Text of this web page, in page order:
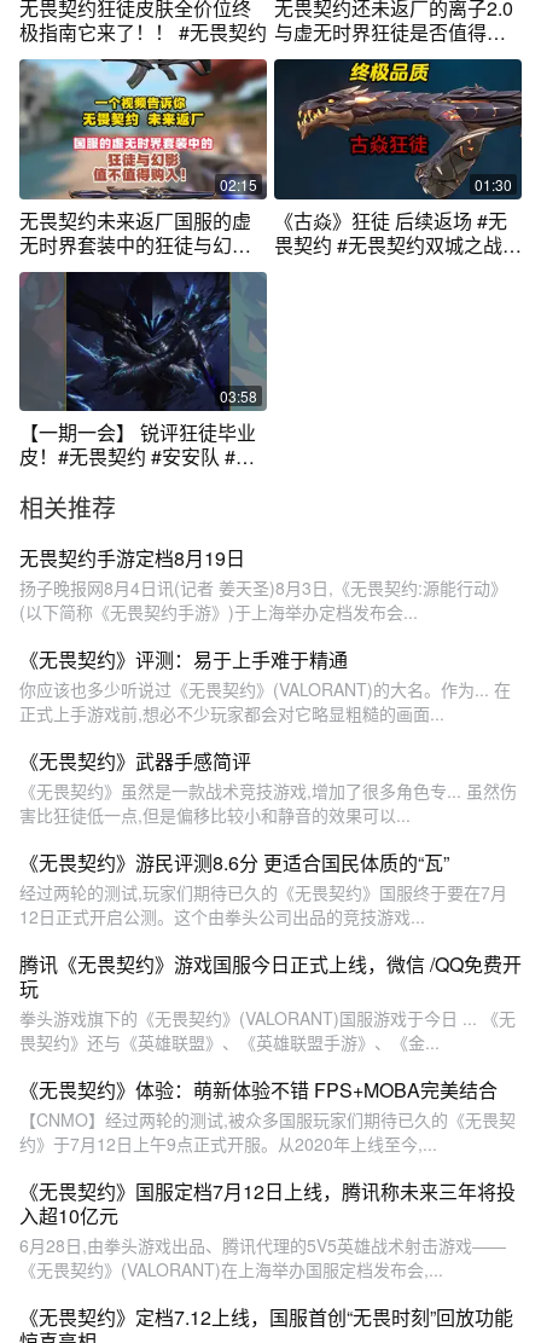
无畏契约狂徒皮肤全价位终
极指南它来了！！ #无畏契约
无畏契约还未返厂的离子2.0
与虚无时界狂徒是否值得购
入呢？
02:15
无畏契约未来返厂国服的虚
无时界套装中的狂徒与幻象
有什么魅力呢
01:30
《古焱》狂徒 后续返场 #无
畏契约 #无畏契约双城之战联
03:58
【一期一会】 锐评狂徒毕业
皮！#无畏契约 #安安队 #教
相关推荐
无畏契约手游定档8月19日
扬子晚报网8月4日讯(记者 姜天圣)8月3日,《无畏契约:源能行动》
(以下简称《无畏契约手游》)于上海举办定档发布会...
《无畏契约》评测：易于上手难于精通
你应该也多少听说过《无畏契约》(VALORANT)的大名。作为... 在
正式上手游戏前,想必不少玩家都会对它略显粗糙的画面...
《无畏契约》武器手感简评
《无畏契约》虽然是一款战术竞技游戏,增加了很多角色专... 虽然伤
害比狂徒低一点,但是偏移比较小和静音的效果可以...
《无畏契约》游民评测8.6分 更适合国民体质的“瓦”
经过两轮的测试,玩家们期待已久的《无畏契约》国服终于要在7月
12日正式开启公测。这个由拳头公司出品的竞技游戏...
腾讯《无畏契约》游戏国服今日正式上线，微信 /QQ免费开
玩
拳头游戏旗下的《无畏契约》(VALORANT)国服游戏于今日 ... 《无
畏契约》还与《英雄联盟》、《英雄联盟手游》、《金...
《无畏契约》体验：萌新体验不错 FPS+MOBA完美结合
【CNMO】经过两轮的测试,被众多国服玩家们期待已久的《无畏契
约》于7月12日上午9点正式开服。从2020年上线至今,...
《无畏契约》国服定档7月12日上线，腾讯称未来三年将投
入超10亿元
6月28日,由拳头游戏出品、腾讯代理的5V5英雄战术射击游戏——
《无畏契约》(VALORANT)在上海举办国服定档发布会,...
《无畏契约》定档7.12上线，国服首创“无畏时刻”回放功能